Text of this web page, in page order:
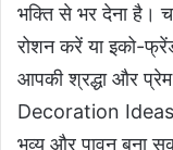
भक्ति से भर देना है।
रोशन करें या इको-
आपकी श्रद्धा और
Decoration
भव्य और पावन बना